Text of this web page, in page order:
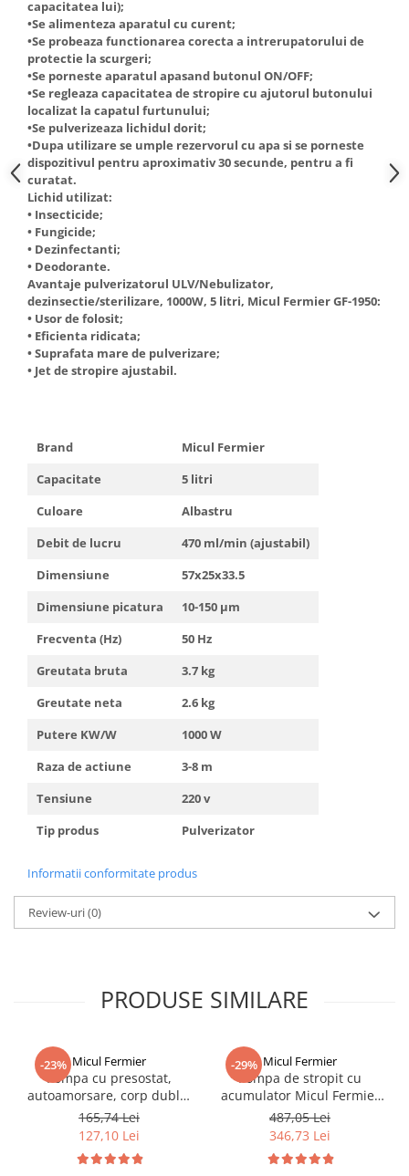
Truse de scule
Truse de lipit PPR
Ventuze cu brate pentru transport
Vibratoare beton
Masini de spalat rufe cu uscator
Uscatoare de rufe
Masini de facut paine
Pachete electrocasnice
incorporabile
Seturi oale
SANDWICH MAKER
Storcatoare de fructe
Televizoare
capacitatea lui);
•Se alimenteza aparatul cu curent;
•Se probeaza functionarea corecta a intrerupatorului de
protectie la scurgeri;
•Se porneste aparatul apasand butonul ON/OFF;
•Se regleaza capacitatea de stropire cu ajutorul butonului
localizat la capatul furtunului;
•Se pulverizeaza lichidul dorit;
•Dupa utilizare se umple rezervorul cu apa si se porneste
dispozitivul pentru aproximativ 30 secunde, pentru a fi
curatat.
Lichid utilizat:
• Insecticide;
• Fungicide;
• Dezinfectanti;
• Deodorante.
Avantaje pulverizatorul ULV/Nebulizator,
dezinsectie/sterilizare, 1000W, 5 litri, Micul Fermier GF-1950:
• Usor de folosit;
• Eficienta ridicata;
• Suprafata mare de pulverizare;
• Jet de stropire ajustabil.
Brand
Micul Fermier
Capacitate
5 litri
Culoare
Albastru
Debit de lucru
470 ml/min (ajustabil)
Dimensiune
57x25x33.5
Dimensiune picatura
10-150 μm
Frecventa (Hz)
50 Hz
Greutata bruta
3.7 kg
Greutate neta
2.6 kg
Putere KW/W
1000 W
Raza de actiune
3-8 m
Tensiune
220 v
Tip produs
Pulverizator
Informatii conformitate produs
Review-uri(0)
PRODUSE SIMILARE
-23% Micul Fermier
Pompa cu presostat,
autoamorsare, corp dublu,
12V, 8 litri / minut, 110PSI,
7.5 bari Pandora
165,74 Lei
127,10 Lei
-29% Micul Fermier
Pompa de stropit cu
acumulator Micul Fermier
12L, 5.5 Bari, lance 80 cm,
debit 2.6 L/min, acumulator
G01 + Atomizor electric
487,05 Lei
346,73 Lei